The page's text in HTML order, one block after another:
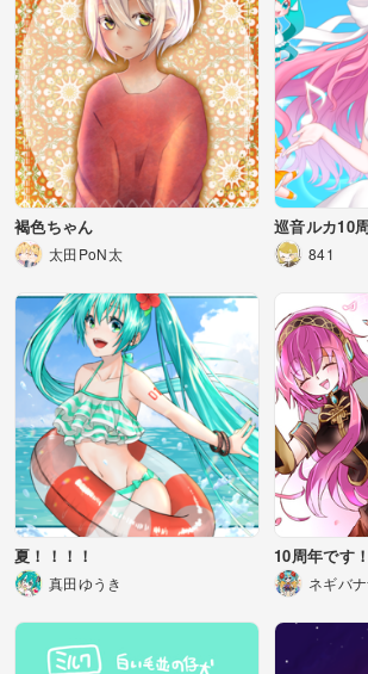
褐色ちゃん
太田PoN太
巡音ルカ10
841
夏！！！！
真田ゆうき
10周年です！
ネギバ